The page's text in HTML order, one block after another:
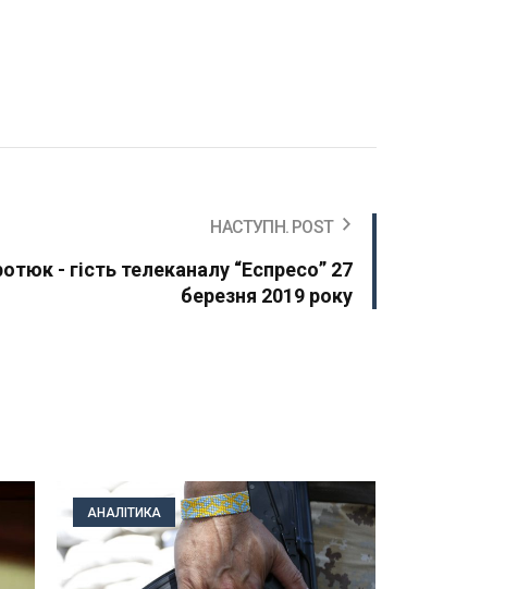
НАСТУПН. POST
- гість телеканалу “Еспресо” 27
березня 2019 року
АНАЛІТИКА